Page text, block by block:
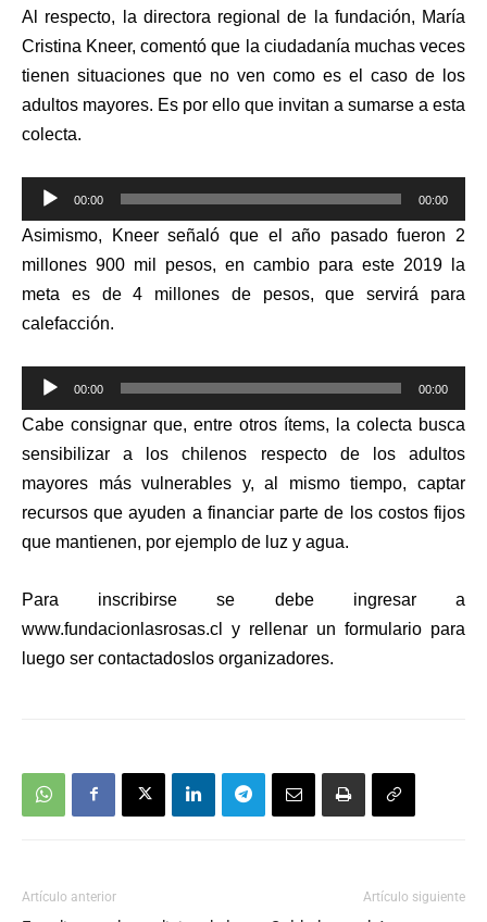
Al respecto, la directora regional de la fundación, María
Cristina Kneer, comentó que la ciudadanía muchas veces
tienen situaciones que no ven como es el caso de los
adultos mayores. Es por ello que invitan a sumarse a esta
colecta.
Reproductor
de
audio
00:00 00:00
Asimismo, Kneer señaló que el año pasado fueron 2
millones 900 mil pesos, en cambio para este 2019 la
meta es de 4 millones de pesos, que servirá para
calefacción.
Reproductor
de
audio
00:00 00:00
Cabe consignar que, entre otros ítems, la colecta busca
sensibilizar a los chilenos respecto de los adultos
mayores más vulnerables y, al mismo tiempo, captar
recursos que ayuden a financiar parte de los costos fijos
que mantienen, por ejemplo de luz y agua.
Para inscribirse se debe ingresar a
www.fundacionlasrosas.cl y rellenar un formulario para
luego ser contactadoslos organizadores.
Artículo anterior Artículo siguiente